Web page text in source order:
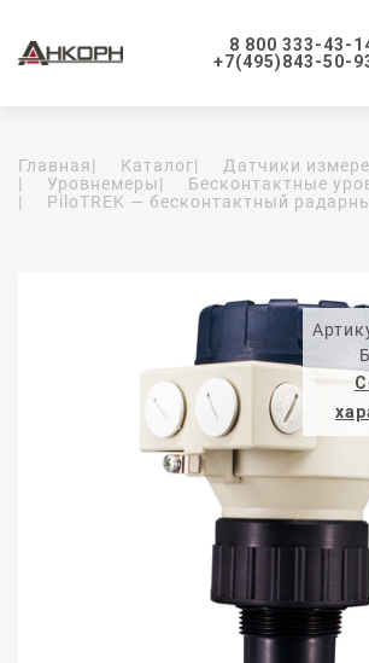
8 800 333-43-
+7(495)843-50-
Главная| Каталог|
Датчики
|
Уровнемеры|
Бесконтактные
|
PiloTREK — бесконтактный